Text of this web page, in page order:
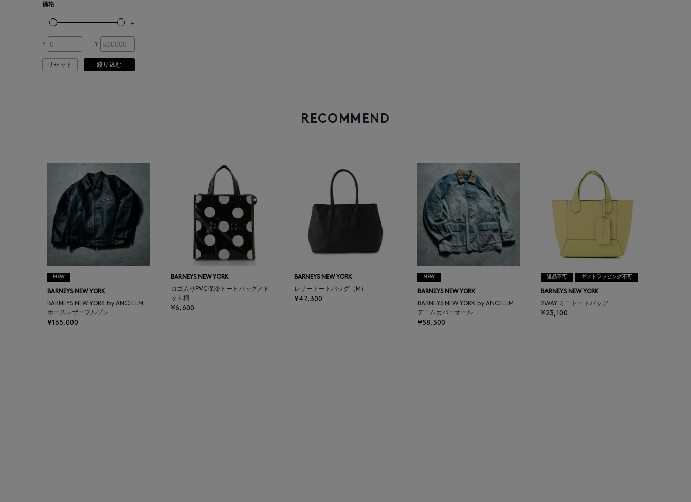
ASAUCE MELER
ATELIER AMBOISE
ATTO VANNUCCI
FIRENZE
AURALEE
AUTRY
BAGUTTA
BAKUNE
価格
¥ ¥
リセット 絞り込む
RECOMMEND
NEW
BARNEYS NEW YORK
BARNEYS NEW YORK by ANCELLM
ホースレザーブルゾン
¥165,000
BARNEYS NEW YORK
ロゴ入りPVC保冷トートバッグ／ド
ット柄
¥6,600
BARNEYS NEW YORK
レザートートバッグ（M）
¥47,300
NEW
BARNEYS NEW YORK
BARNEYS NEW YORK by ANCELLM
デニムカバーオール
¥58,300
返品不可 ギフトラッピング不可
BARNEYS NEW YORK
2WAY ミニトートバッグ
¥23,100